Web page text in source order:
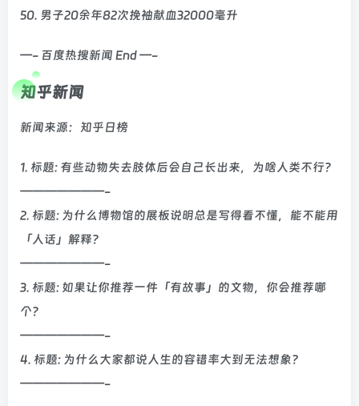
50. 男子20余年82次挽袖献血32000毫升
—- 百度热搜新闻 End —-
知乎新闻
新闻来源：知乎日榜
1. 标题: 有些动物失去肢体后会自己长出来，为啥人类不行？
———————-
2. 标题: 为什么博物馆的展板说明总是写得看不懂，能不能用
「人话」解释？
———————-
3. 标题: 如果让你推荐一件「有故事」的文物，你会推荐哪
个？
———————-
4. 标题: 为什么大家都说人生的容错率大到无法想象?
———————-